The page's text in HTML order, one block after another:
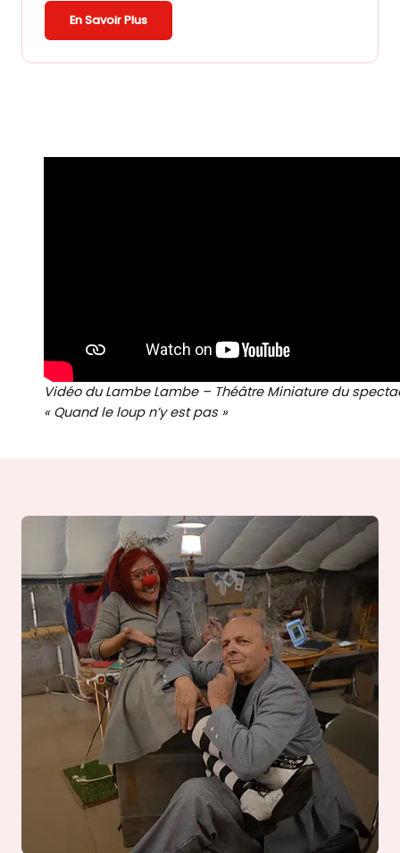
En Savoir Plus
Vidéo du Lambe Lambe – Théâtre Miniature du
« Quand le loup n’y est pas »